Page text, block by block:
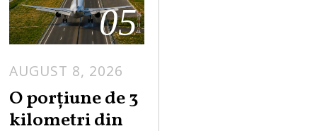
05
AUGUST 8, 2026
U
G
O porțiune de 3
kilometri din